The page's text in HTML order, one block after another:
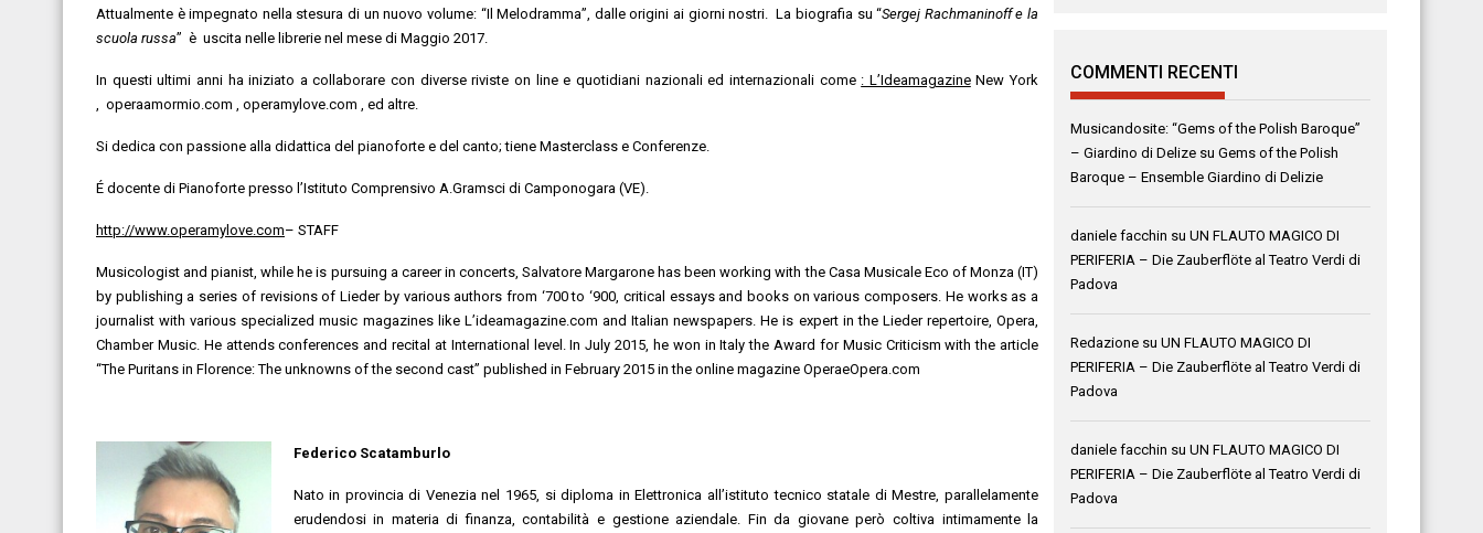
Attualmente è impegnato nella stesura di un nuovo volume: “Il Melodramma”, dalle origini ai giorni nostri. La biografia su “Sergej Rachmaninoff e la
scuola russa” è uscita nelle librerie nel mese di Maggio 2017.
In questi ultimi anni ha iniziato a collaborare con diverse riviste on line e quotidiani nazionali ed internazionali come : L’IdeamagazineNew York
, operaamormio.com , operamylove.com , ed altre.
Si dedica con passione alla didattica del pianoforte e del canto; tiene Masterclass e Conferenze.
É docente di Pianoforte presso l’Istituto Comprensivo A.Gramsci di Camponogara (VE).
http://www.operamylove.com– STAFF
Musicologist and pianist, while he is pursuing a career in concerts, Salvatore Margarone has been working with the Casa Musicale Eco of Monza (IT)
by publishing a series of revisions of Lieder by various authors from ‘700 to ‘900, critical essays and books on various composers. He works as a
journalist with various specialized music magazines like L’ideamagazine.com and Italian newspapers. He is expert in the Lieder repertoire, Opera,
Chamber Music. He attends conferences and recital at International level. In July 2015, he won in Italy the Award for Music Criticism with the article
“The Puritans in Florence: The unknowns of the second cast” published in February 2015 in the online magazine OperaeOpera.com
Federico Scatamburlo
Nato in provincia di Venezia nel 1965, si diploma in Elettronica all’istituto tecnico statale di Mestre, parallelamente
erudendosi in materia di finanza, contabilità e gestione aziendale. Fin da giovane però coltiva intimamente la
COMMENTI RECENTI
Musicandosite: “Gems of the Polish Baroque”
– Giardino di Delize suGems of the Polish
Baroque – Ensemble Giardino di Delizie
daniele facchin suUN FLAUTO MAGICO DI
PERIFERIA – Die Zauberflöte al Teatro Verdi di
Padova
Redazione suUN FLAUTO MAGICO DI
PERIFERIA – Die Zauberflöte al Teatro Verdi di
Padova
daniele facchin suUN FLAUTO MAGICO DI
PERIFERIA – Die Zauberflöte al Teatro Verdi di
Padova